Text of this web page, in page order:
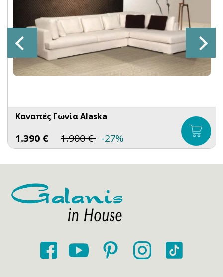
Καναπές Γωνία Alaska
1.390 € 1.900€ -27%